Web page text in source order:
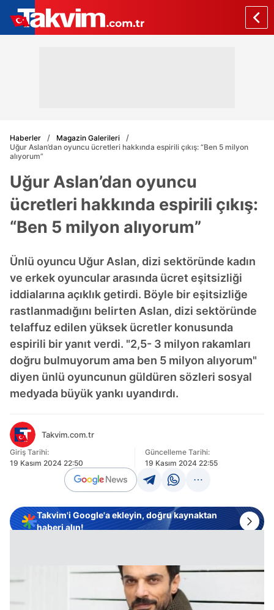
Haberler
Magazin Galerileri
Uğur Aslan’dan oyuncu ücretleri hakkında espirili çıkış: “Ben 5 milyon
alıyorum”
Uğur Aslan’dan oyuncu
ücretleri hakkında espirili çıkış:
“Ben 5 milyon alıyorum”
Ünlü oyuncu Uğur Aslan, dizi sektöründe kadın
ve erkek oyuncular arasında ücret eşitsizliği
iddialarına açıklık getirdi. Böyle bir eşitsizliğe
rastlanmadığını belirten Aslan, dizi sektöründe
telaffuz edilen yüksek ücretler konusunda
espirili bir yanıt verdi. "2,5- 3 milyon rakamları
doğru bulmuyorum ama ben 5 milyon alıyorum"
diyen ünlü oyuncunun güldüren sözleri sosyal
medyada büyük yankı uyandırdı.
Takvim.com.tr
Giriş Tarihi:
19 Kasım 2024 22:50
Güncelleme Tarihi:
19 Kasım 2024 22:55
Takvim'i Google'a ekleyin, doğru kaynaktan
haberi alın!